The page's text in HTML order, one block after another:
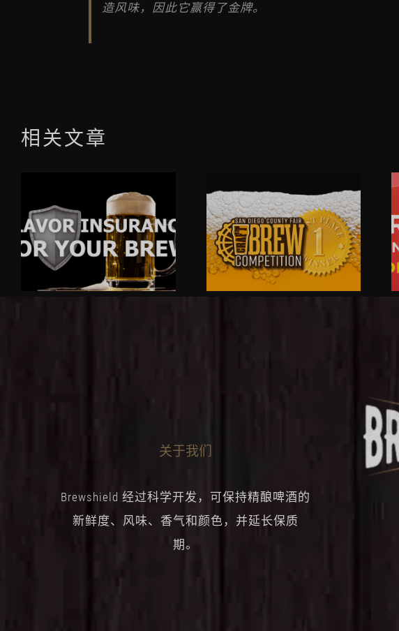
造风味，因此它赢得了金牌。
相关文章
关于我们
Brewshield 经过科学开发，可保持精酿啤酒的
新鲜度、风味、香气和颜色，并延长保质
期。